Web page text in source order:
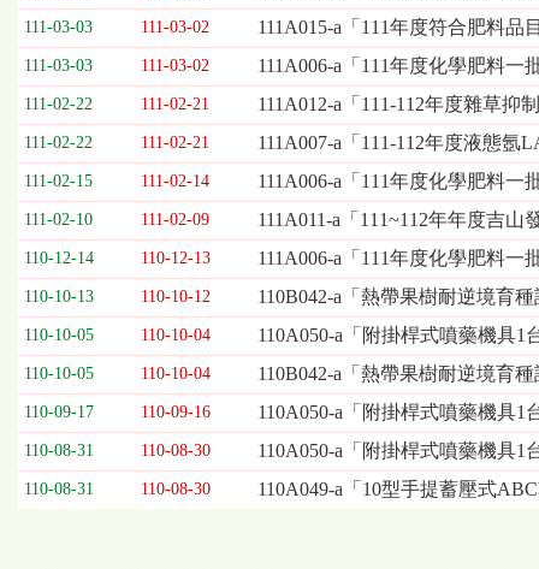
開
標
期、
截
標
日
期、
公
告
事
項
111-03-03 111-03-02 111A015-a「111年度符合肥料
111-03-03 111-03-02 111A006-a「111年度化學肥料
111-02-22 111-02-21 111A012-a「111-112年度雜草抑
111-02-22 111-02-21 111A007-a「111-112年度液態氬
111-02-15 111-02-14 111A006-a「111年度化學肥料
111-02-10 111-02-09 111A011-a「111~112年年度吉
110-12-14 110-12-13 111A006-a「111年度化學肥料
110-10-13 110-10-12 110B042-a「熱帶果樹耐逆境育
110-10-05 110-10-04 110A050-a「附掛桿式噴藥機具1
110-10-05 110-10-04 110B042-a「熱帶果樹耐逆境育
110-09-17 110-09-16 110A050-a「附掛桿式噴藥機具1
110-08-31 110-08-30 110A050-a「附掛桿式噴藥機具1
110-08-31 110-08-30 110A049-a「10型手提蓄壓式